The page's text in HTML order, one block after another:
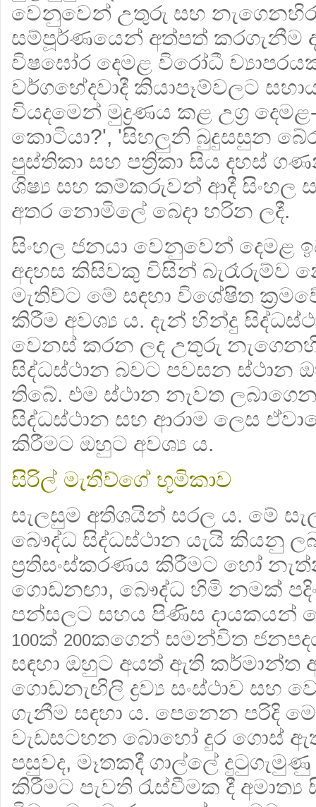
වෙනුවෙන් උතුරු සහ නැගෙනහිර
සම්පූර්ණයෙන් අත්පත් කරගැනීම
විෂඝෝර දෙමළ විරෝධී
වර්ගභේදවාදී කියාපෑම්වලට
වියදමෙන් මුද්‍රණය කළ උග්‍ර
කොටියා?', 'සිහලුනි බුදුසසුන
පුස්තිකා සහ පත්‍රිකා සිය දහස්
ශිෂ්‍ය සහ කම්කරුවන් ආදී සිංහල
අතර නොමිලේ බෙදා හරින ලදී.
සිංහල ජනයා වෙනුවෙන් දෙමළ
අදහස කිසිවකු විසින්
මැතිව්ට මේ සඳහා විශේෂිත
කිරීම අවශ්‍ය ය. දැන් හින්දු
වෙනස් කරන ලද උතුරු
සිද්ධස්ථාන බවට පවසන ස්ථාන
තිබේ. එම ස්ථාන නැවත
සිද්ධස්ථාන සහ ආරාම ලෙස
කිරීමට ඔහුට අවශ්‍ය ය.
සිරිල් මැතිව්ගේ භූමිකාව
සැලසුම අතිශයින් සරල ය. මේ
බෞද්ධ සිද්ධස්ථාන යැයි කියනු
ප්‍රතිසංස්කරණය කිරීමට හෝ
ගොඩනඟා, බෞද්ධ හිමි නමක්
පන්සලට සහය පිණිස දායකයන්
100ක් 200කගෙන් සමන්විත
සඳහා ඔහුට අයත් ඇති කර්මාන්ත
ගොඩනැඟිලි ද්‍රව්‍ය සංස්ථාව සහ
ගැනීම සඳහා ය. පෙනෙන පරිදි
වැඩසටහන බොහෝ දුර ගොස්
පසුවද, මෑතකදී ගාල්ලේ
කිරීමට පැවති රැස්වීමක දී